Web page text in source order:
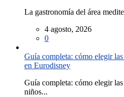
La gastronomía del área
4 agosto, 2026
0
Guía completa: cómo elegir
en Eurodisney
Guía completa: cómo elegir
niños...